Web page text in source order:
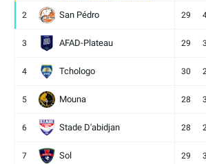
2 San Pédro 29
3 AFAD-Plateau 29
4 Tchologo 30
5 Mouna 28
6 Stade D'abidjan 28
7 Sol 29